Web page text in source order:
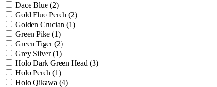
Dace Blue (2)
Gold Fluo Perch (2)
Golden Crucian (1)
Green Pike (1)
Green Tiger (2)
Grey Silver (1)
Holo Dark Green Head (3)
Holo Perch (1)
Holo Qikawa (4)